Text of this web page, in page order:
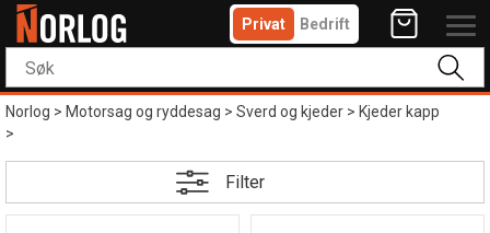
Privat Bedrift
Norlog>Motorsag og ryddesag>Sverd og kjeder>Kjeder kapp
>
Filter